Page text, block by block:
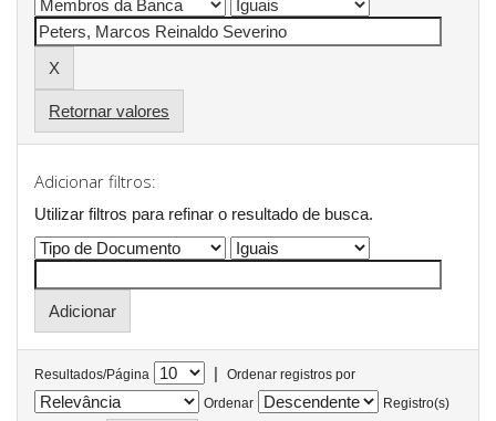
Retornar valores
Adicionar filtros:
Utilizar filtros para refinar o resultado de busca.
Resultados/Página |
Ordenar registros por
Ordenar
Registro(s)